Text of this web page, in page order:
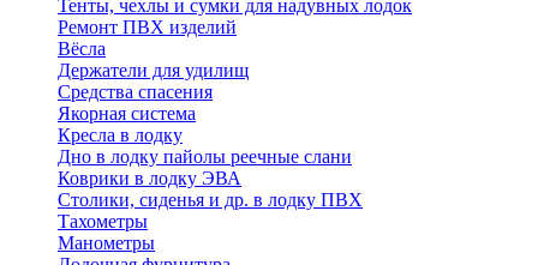
Тенты, чехлы и сумки для надувных лодок
Ремонт ПВХ изделий
Вёсла
Держатели для удилищ
Средства спасения
Якорная система
Кресла в лодку
Дно в лодку пайолы реечные слани
Коврики в лодку ЭВА
Столики, сиденья и др. в лодку ПВХ
Тахометры
Манометры